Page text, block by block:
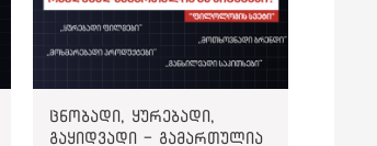
ცნობადი, ყურებადი,
გაყიდვადი - გამართულია